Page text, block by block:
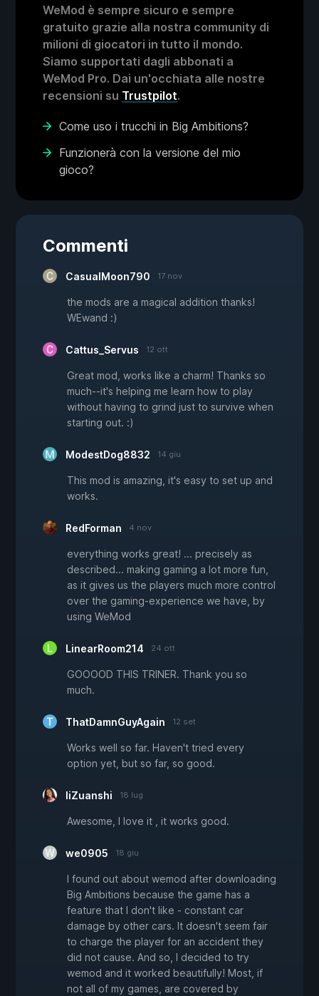
WeMod è sempre sicuro e sempre
gratuito grazie alla nostra community di
milioni di giocatori in tutto il mondo.
Siamo supportati dagli abbonati a
WeMod Pro. Dai un'occhiata alle nostre
recensioni su Trustpilot.
Come uso i trucchi in Big Ambitions?
Funzionerà con la versione del mio
gioco?
Commenti
CasualMoon790 17 nov
the mods are a magical addition thanks!
WEwand :)
Cattus_Servus 12 ott
Great mod, works like a charm! Thanks so
much--it's helping me learn how to play
without having to grind just to survive when
starting out. :)
ModestDog8832 14 giu
This mod is amazing, it's easy to set up and
works.
RedForman 4 nov
everything works great! ... precisely as
described... making gaming a lot more fun,
as it gives us the players much more control
over the gaming-experience we have, by
using WeMod
LinearRoom214 24 ott
GOOOOD THIS TRINER. Thank you so
much.
ThatDamnGuyAgain 12 set
Works well so far. Haven't tried every
option yet, but so far, so good.
IiZuanshi 18 lug
Awesome, I love it , it works good.
we0905 18 giu
I found out about wemod after downloading
Big Ambitions because the game has a
feature that I don't like - constant car
damage by other cars. It doesn't seem fair
to charge the player for an accident they
did not cause. And so, I decided to try
wemod and it worked beautifully! Most, if
not all of my games, are covered by